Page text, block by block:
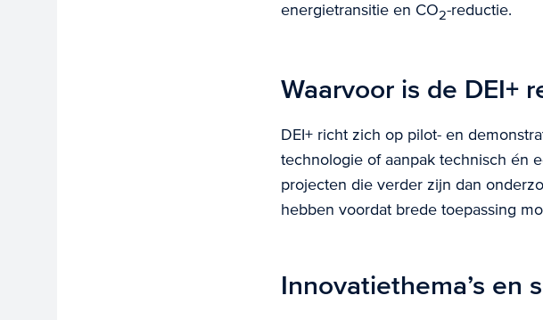
energietransitie en CO2-reductie.
Waarvoor is de DEI+
DEI+ richt zich op pilot- en
technologie of aanpak technisch én
projecten die verder zijn dan
hebben voordat brede toepassing
Innovatiethema’s en